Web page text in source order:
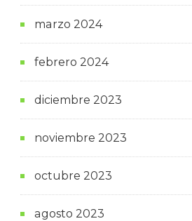
marzo 2024
febrero 2024
diciembre 2023
noviembre 2023
octubre 2023
agosto 2023